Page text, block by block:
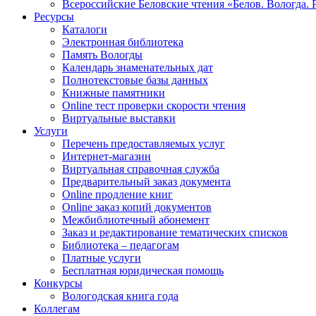
Всероссийские Беловские чтения «Белов. Вологда.
Ресурсы
Каталоги
Электронная библиотека
Память Вологды
Календарь знаменательных дат
Полнотекстовые базы данных
Книжные памятники
Online тест проверки скорости чтения
Виртуальные выставки
Услуги
Перечень предоставляемых услуг
Интернет-магазин
Виртуальная справочная служба
Предварительный заказ документа
Online продление книг
Online заказ копий документов
Межбиблиотечный абонемент
Заказ и редактирование тематических списков
Библиотека – педагогам
Платные услуги
Бесплатная юридическая помощь
Конкурсы
Вологодская книга года
Коллегам